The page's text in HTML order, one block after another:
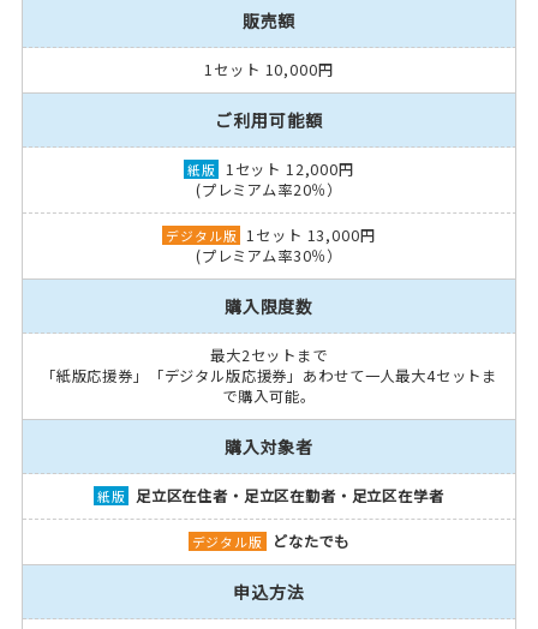
販売額
1セット 10,000円
ご利用可能額
1セット 12,000円
(プレミアム率20％）
1セット 13,000円
(プレミアム率30％）
購入限度数
最大2セットまで
「紙版応援券」「デジタル版応援券」あわせて一人最大4セットま
で購入可能。
購入対象者
足立区在住者・足立区在勤者・足立区在学者
どなたでも
申込方法